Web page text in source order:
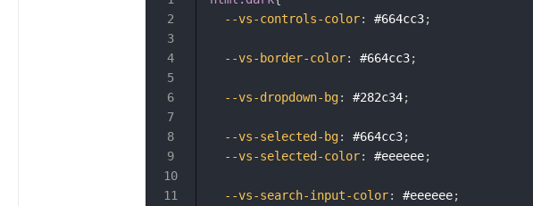
--vs-controls-color: #664cc3;
--vs-border-color: #664cc3;
--vs-dropdown-bg: #282c34;
--vs-selected-bg: #664cc3;
--vs-selected-color: #eeeeee;
--vs-search-input-color: #eeeeee;